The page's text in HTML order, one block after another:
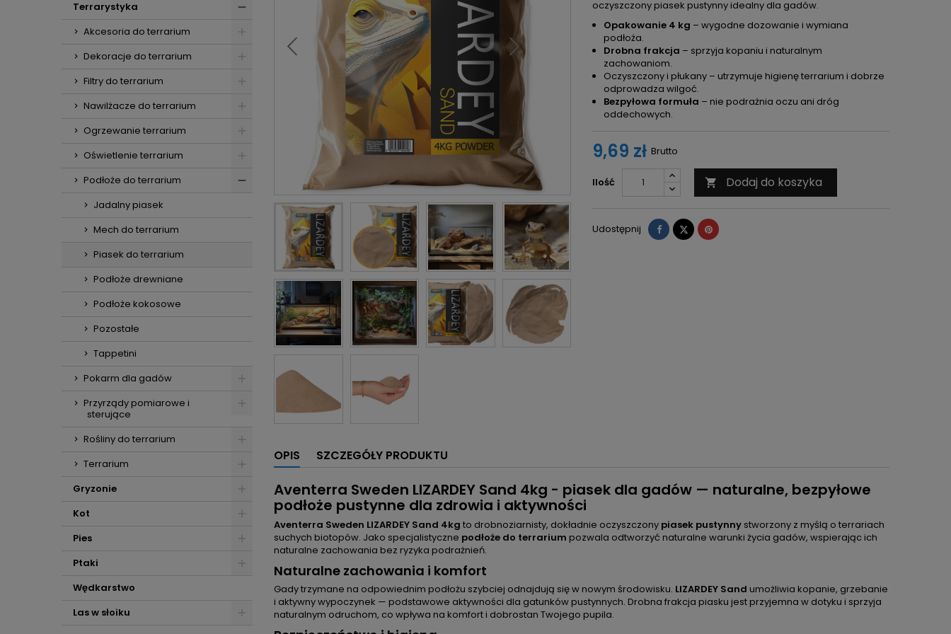
Terrarystyka
Akcesoria do terrarium
Dekoracje do terrarium
Filtry do terrarium
Nawilżacze do terrarium
Ogrzewanie terrarium
Oświetlenie terrarium
Podłoże do terrarium
Jadalny piasek
Mech do terrarium
Piasek do terrarium
Podłoże drewniane
Podłoże kokosowe
Pozostałe
Tappetini
Pokarm dla gadów
Przyrządy pomiarowe i
sterujące
Rośliny do terrarium
Terrarium
Gryzonie
Kot
Pies
Ptaki
Wędkarstwo
Las w słoiku
oczyszczony piasek pustynny idealny dla gadów.
Opakowanie 4 kg – wygodne dozowanie i wymiana
podłoża.
Drobna frakcja – sprzyja kopaniu i naturalnym
zachowaniom.
Oczyszczony i płukany – utrzymuje higienę terrarium i dobrze
odprowadza wilgoć.
Bezpyłowa formuła – nie podrażnia oczu ani dróg
oddechowych.
9,69 zł Brutto
Ilość  Dodaj do koszyka
Udostępnij Udostępnij
TweetujPinterest
OPIS SZCZEGÓŁY PRODUKTU
Aventerra Sweden LIZARDEY Sand 4kg - piasek dla gadów — naturalne, bezpyłowe
podłoże pustynne dla zdrowia i aktywności
Aventerra Sweden LIZARDEY Sand 4kg to drobnoziarnisty, dokładnie oczyszczony piasek pustynny stworzony z myślą o terrariach
suchych biotopów. Jako specjalistyczne podłoże do terrarium pozwala odtworzyć naturalne warunki życia gadów, wspierając ich
naturalne zachowania bez ryzyka podrażnień.
Naturalne zachowania i komfort
Gady trzymane na odpowiednim podłożu szybciej odnajdują się w nowym środowisku. LIZARDEY Sand umożliwia kopanie, grzebanie
i aktywny wypoczynek — podstawowe aktywności dla gatunków pustynnych. Drobna frakcja piasku jest przyjemna w dotyku i sprzyja
naturalnym odruchom, co wpływa na komfort i dobrostan Twojego pupila.